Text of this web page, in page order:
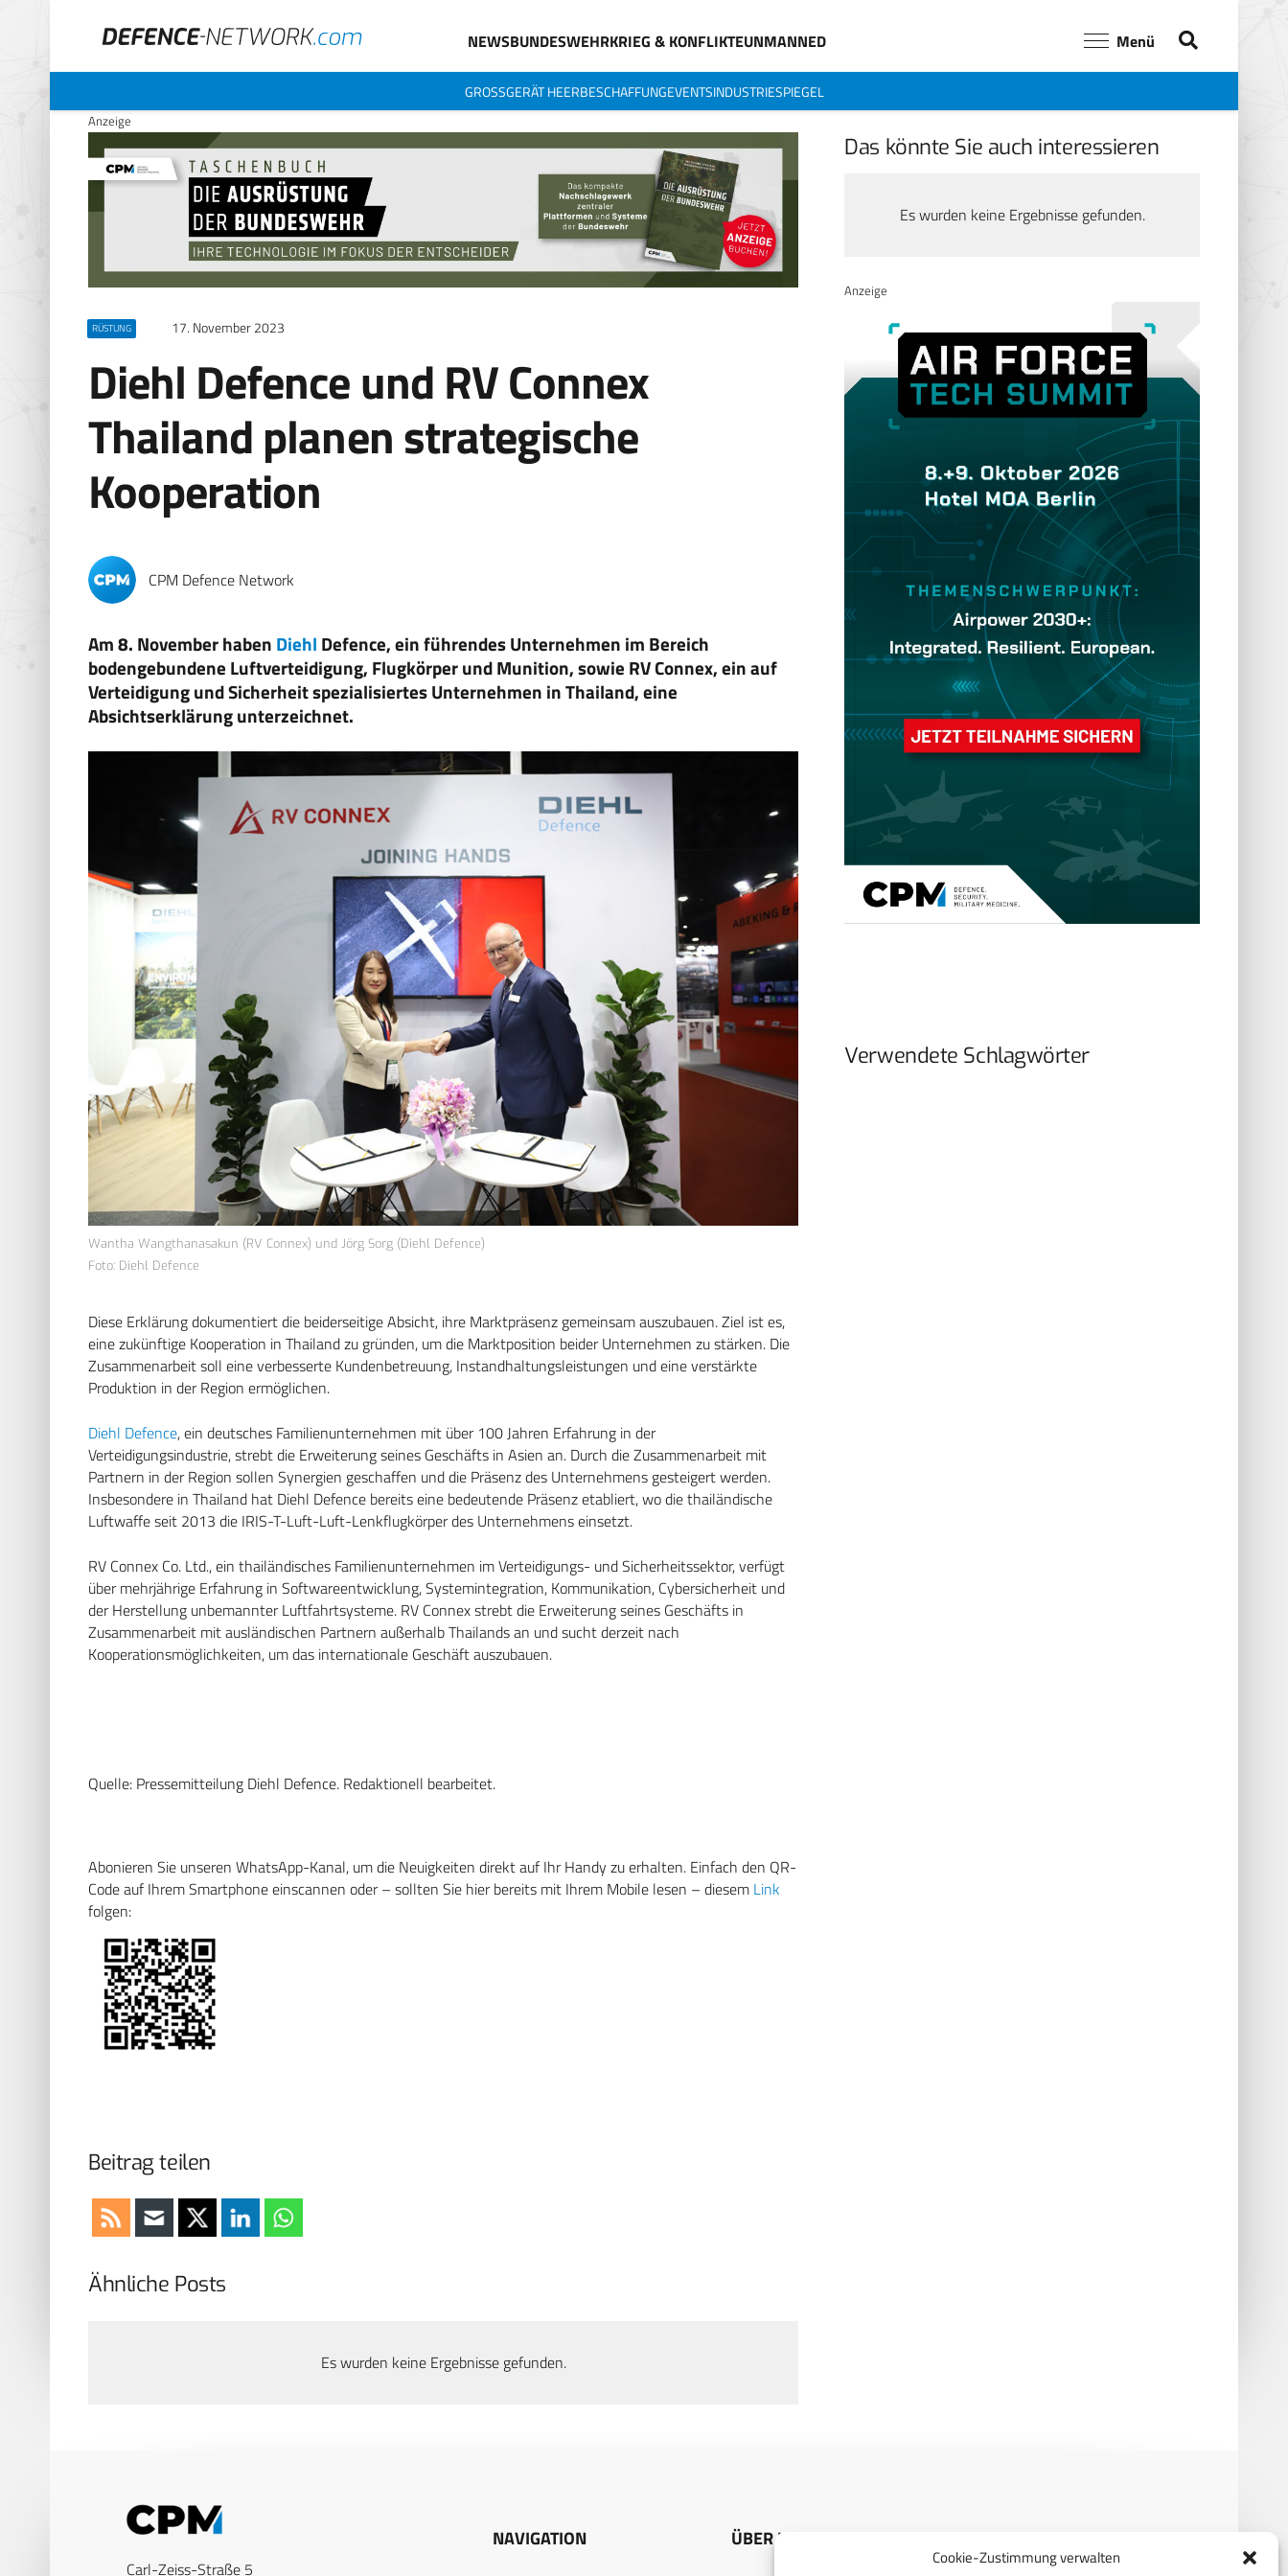
Cookie-Zustimmung verwalten
NEWSBUNDESWEHRKRIEG & KONFLIKTEUNMANNED Menü
GROSSGERÄT HEERBESCHAFFUNGEVENTSINDUSTRIESPIEGEL
Anzeige
RÜSTUNG 17. November 2023
Diehl Defence und RV Connex
Thailand planen strategische
Kooperation
CPM Defence Network
Am 8. November haben Diehl Defence, ein führendes Unternehmen im Bereich
bodengebundene Luftverteidigung, Flugkörper und Munition, sowie RV Connex, ein auf
Verteidigung und Sicherheit spezialisiertes Unternehmen in Thailand, eine
Absichtserklärung unterzeichnet.
Wantha Wangthanasakun (RV Connex) und Jörg Sorg (Diehl Defence)
Foto: Diehl Defence
Diese Erklärung dokumentiert die beiderseitige Absicht, ihre Marktpräsenz gemeinsam auszubauen. Ziel ist es,
eine zukünftige Kooperation in Thailand zu gründen, um die Marktposition beider Unternehmen zu stärken. Die
Zusammenarbeit soll eine verbesserte Kundenbetreuung, Instandhaltungsleistungen und eine verstärkte
Produktion in der Region ermöglichen.
Diehl Defence, ein deutsches Familienunternehmen mit über 100 Jahren Erfahrung in der
Verteidigungsindustrie, strebt die Erweiterung seines Geschäfts in Asien an. Durch die Zusammenarbeit mit
Partnern in der Region sollen Synergien geschaffen und die Präsenz des Unternehmens gesteigert werden.
Insbesondere in Thailand hat Diehl Defence bereits eine bedeutende Präsenz etabliert, wo die thailändische
Luftwaffe seit 2013 die IRIS-T-Luft-Luft-Lenkflugkörper des Unternehmens einsetzt.
RV Connex Co. Ltd., ein thailändisches Familienunternehmen im Verteidigungs- und Sicherheitssektor, verfügt
über mehrjährige Erfahrung in Softwareentwicklung, Systemintegration, Kommunikation, Cybersicherheit und
der Herstellung unbemannter Luftfahrtsysteme. RV Connex strebt die Erweiterung seines Geschäfts in
Zusammenarbeit mit ausländischen Partnern außerhalb Thailands an und sucht derzeit nach
Kooperationsmöglichkeiten, um das internationale Geschäft auszubauen.
Quelle: Pressemitteilung Diehl Defence. Redaktionell bearbeitet.
Abonieren Sie unseren WhatsApp-Kanal, um die Neuigkeiten direkt auf Ihr Handy zu erhalten. Einfach den QR-
Code auf Ihrem Smartphone einscannen oder – sollten Sie hier bereits mit Ihrem Mobile lesen – diesem Link
folgen:
Beitrag teilen
Das könnte Sie auch interessieren
Es wurden keine Ergebnisse gefunden.
Anzeige
Verwendete Schlagwörter
Ähnliche Posts
Es wurden keine Ergebnisse gefunden.
Carl-Zeiss-Straße 5
NAVIGATION ÜBER UNS